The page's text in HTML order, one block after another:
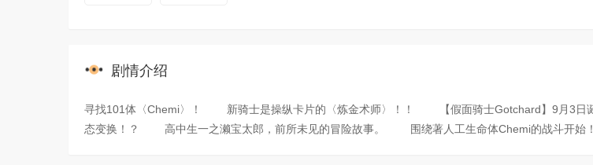
剧情介绍
寻找101体〈Chemi〉！ 新骑士是操纵卡片的〈炼金术师〉！！ 【假面骑士Gotchard】9月3日诞
态变换！？ 高中生一之濑宝太郎，前所未见的冒险故事。 围绕著人工生命体Chemi的战斗开始！